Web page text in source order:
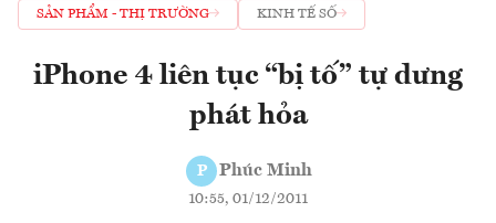
SẢN PHẨM - THỊ TRƯỜNG KINH TẾ SỐ
iPhone 4 liên tục “bị tố” tự dưng
phát hỏa
P Phúc Minh
10:55, 01/12/2011